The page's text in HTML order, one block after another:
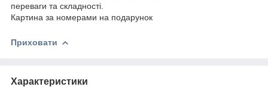
переваги та складності.
Картина за номерами на подарунок
Приховати
Характеристики